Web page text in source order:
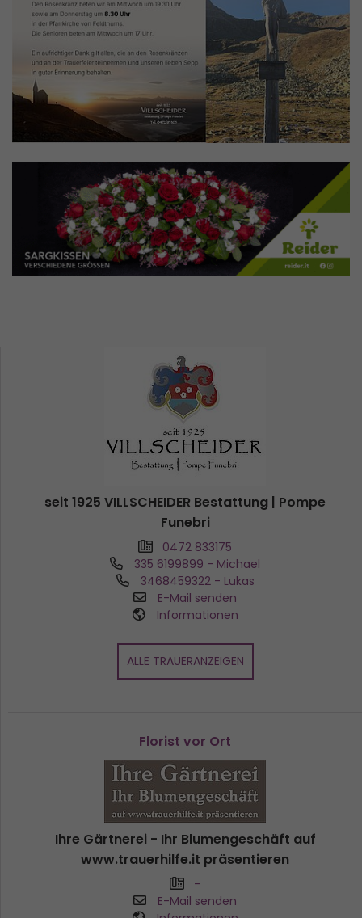
seit 1925 VILLSCHEIDER Bestattung | Pompe
Funebri
0472 833175
335 6199899 - Michael
3468459322 - Lukas
E-Mail senden
Informationen
ALLE TRAUERANZEIGEN
Florist vor Ort
Ihre Gärtnerei - Ihr Blumengeschäft auf
www.trauerhilfe.it präsentieren
-
E-Mail senden